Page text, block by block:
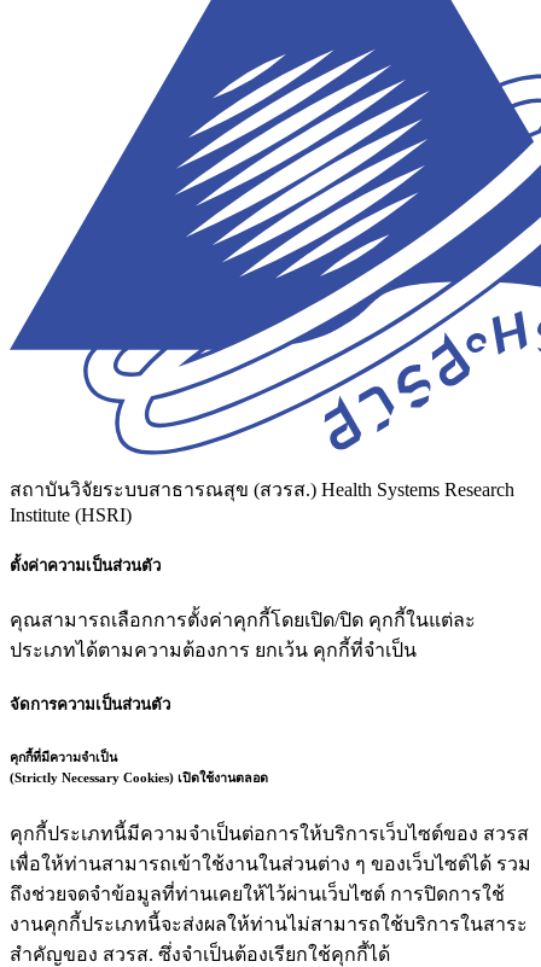
สถาบันวิจัยระบบสาธารณสุข (สวรส.) Health Systems Research
Institute (HSRI)
ตั้งค่าความเป็นส่วนตัว
คุณสามารถเลือกการตั้งค่าคุกกี้โดยเปิด/ปิด คุกกี้ในแต่ละ
ประเภทได้ตามความต้องการ ยกเว้น คุกกี้ที่จำเป็น
จัดการความเป็นส่วนตัว
คุกกี้ที่มีความจำเป็น
(Strictly Necessary Cookies) เปิดใช้งานตลอด
คุกกี้ประเภทนี้มีความจำเป็นต่อการให้บริการเว็บไซต์ของ สวรส
เพื่อให้ท่านสามารถเข้าใช้งานในส่วนต่าง ๆ ของเว็บไซต์ได้ รวม
ถึงช่วยจดจำข้อมูลที่ท่านเคยให้ไว้ผ่านเว็บไซต์ การปิดการใช้
งานคุกกี้ประเภทนี้จะส่งผลให้ท่านไม่สามารถใช้บริการในสาระ
สำคัญของ สวรส. ซึ่งจำเป็นต้องเรียกใช้คุกกี้ได้